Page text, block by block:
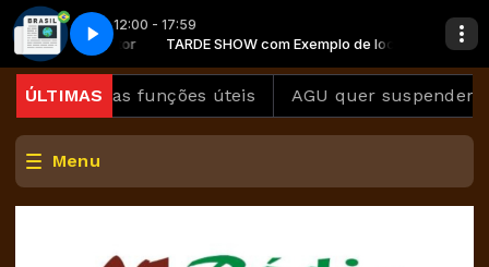
12:00 - 17:59
de locutor TARDE SHOW com Exemplo de locutor
1 Jornal repórter Brasil - Parte 1
ÚLTIMAS
outras funções úteis AGU quer suspender a
Menu